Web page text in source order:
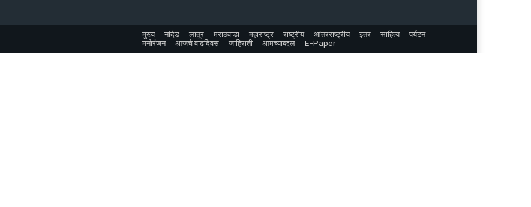
मुख्य नांदेड लातूर मराठवाडा महाराष्ट्र राष्ट्रीय आंतरराष्ट्रीय इतर साहित्य
पर्यटन
मनोरंजन
आजचे वाढदिवस जाहिराती आमच्याबद्दल E-Paper